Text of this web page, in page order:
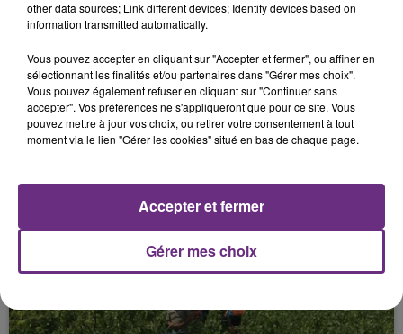
20h36
PROCHAINE JE VENDANGE EN...
La vendange en Champagne a débuté ce jeudi 6
other data sources; Link different devices; Identify devices based on
information transmitted automatically.
Vous pouvez accepter en cliquant sur "Accepter et fermer", ou affiner en
sélectionnant les finalités et/ou partenaires dans "Gérer mes choix".
Vous pouvez également refuser en cliquant sur "Continuer sans
accepter". Vos préférences ne s'appliqueront que pour ce site. Vous
pouvez mettre à jour vos choix, ou retirer votre consentement à tout
moment via le lien "Gérer les cookies" situé en bas de chaque page.
Gérer mes choix
Accepter et fermer